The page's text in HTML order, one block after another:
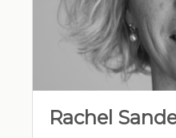
Børnelægecenteret
Faglige
organisationer:
Organisation.
Rachel